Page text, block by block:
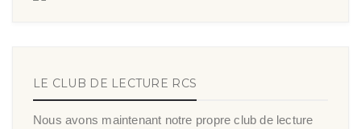
LE CLUB DE LECTURE RCS
Nous avons maintenant notre propre club de lecture